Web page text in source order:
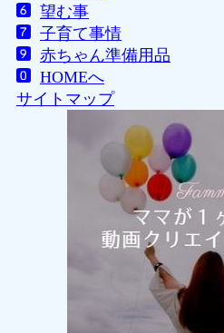
望む事
子育て事情
赤ちゃん準備用品
HOMEへ
サイトマップ